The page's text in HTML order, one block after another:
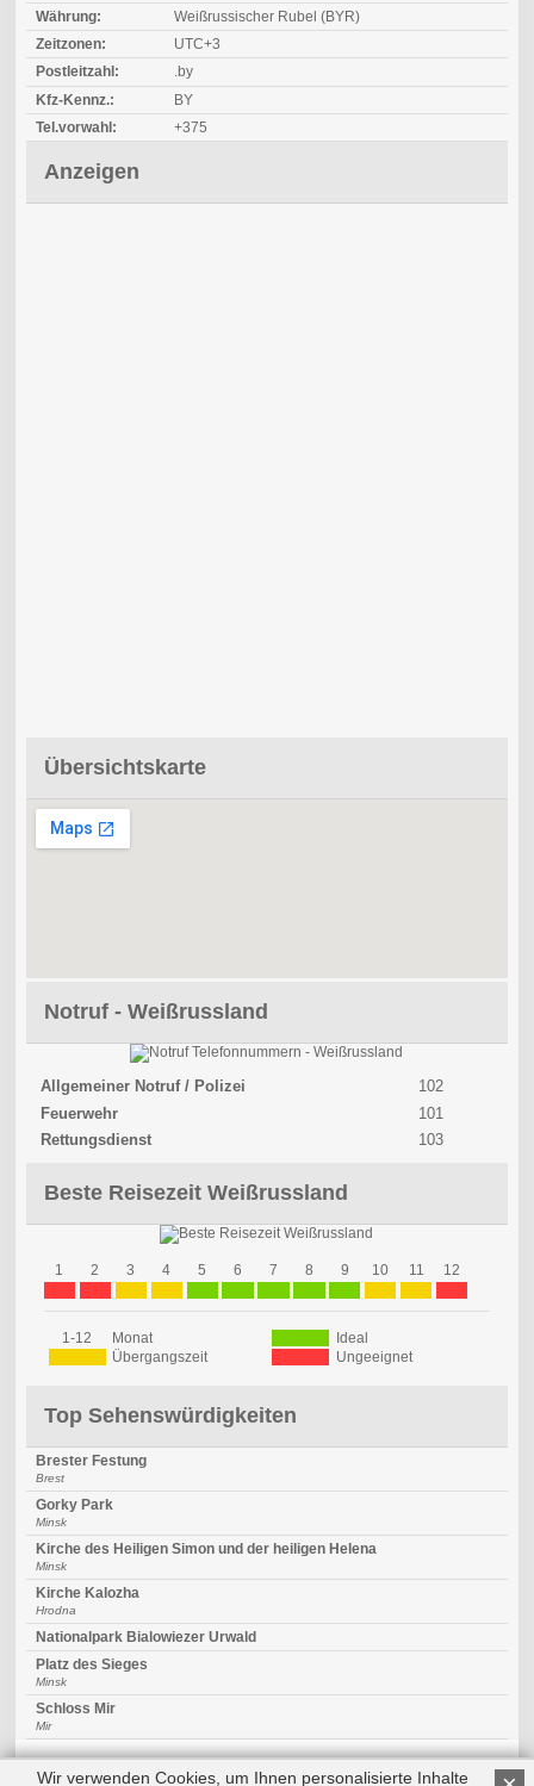
Währung:
Weißrussischer Rubel (BYR)
Zeitzonen:
UTC+3
Postleitzahl:
.by
Kfz-Kennz.:
BY
Tel.vorwahl:
+375
Anzeigen
Übersichtskarte
Notruf - Weißrussland
Allgemeiner Notruf / Polizei
102
Feuerwehr
101
Rettungsdienst
103
Beste Reisezeit Weißrussland
1 2 3 4 5 6 7 8 9 10 11 12
1-12 Monat
Ideal
Übergangszeit
Ungeeignet
Top Sehenswürdigkeiten
Brester Festung
Brest
Gorky Park
Minsk
Kirche des Heiligen Simon und der heiligen Helena
Minsk
Kirche Kalozha
Hrodna
Nationalpark Bialowiezer Urwald
Platz des Sieges
Minsk
Schloss Mir
Mir
Wir verwenden Cookies, um Ihnen personalisierte Inhalte